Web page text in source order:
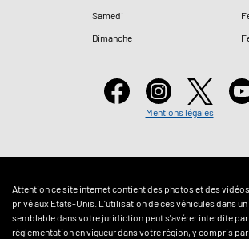
Samedi
Dimanche
Mentions légales
Attention ce site internet contient des photos et des
privé aux Etats-Unis. L'utilisation de ces véhicules dans
semblable dans votre juridiction peut s'avérer interdite
réglementation en vigueur dans votre région, y compris